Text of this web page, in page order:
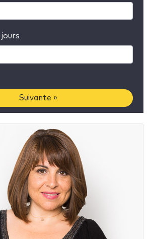
Suivante »